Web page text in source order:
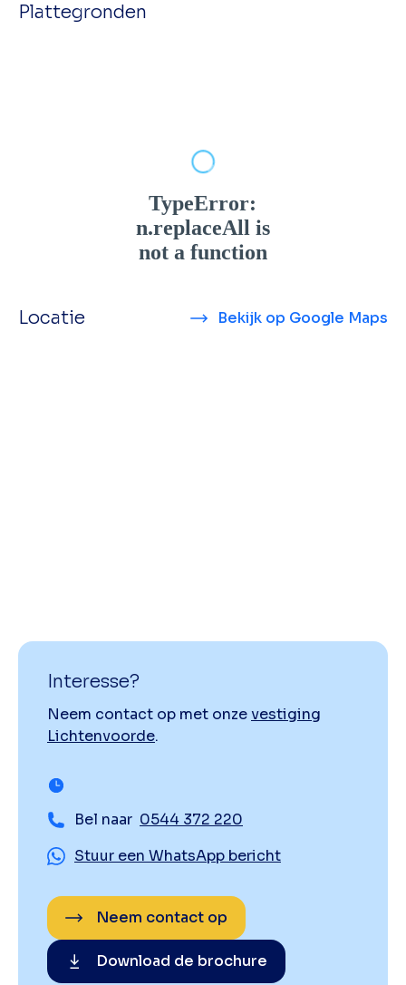
Plattegronden
Locatie Bekijk op Google Maps
Interesse?
Neem contact op met onzevestiging
Lichtenvoorde.
Bel naar 0544 372 220
Stuur een WhatsApp bericht
Neem contact op
Download de brochure